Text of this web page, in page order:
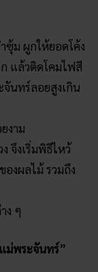
ม ผูกให้ยอดโค้ง
แล้วติดโคมไฟสี
นทร์ลอยสูงเกิน
งเริ่มพิธีไหว้